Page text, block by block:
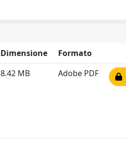
Dimensione
Formato
8.42 MB Adobe PDF